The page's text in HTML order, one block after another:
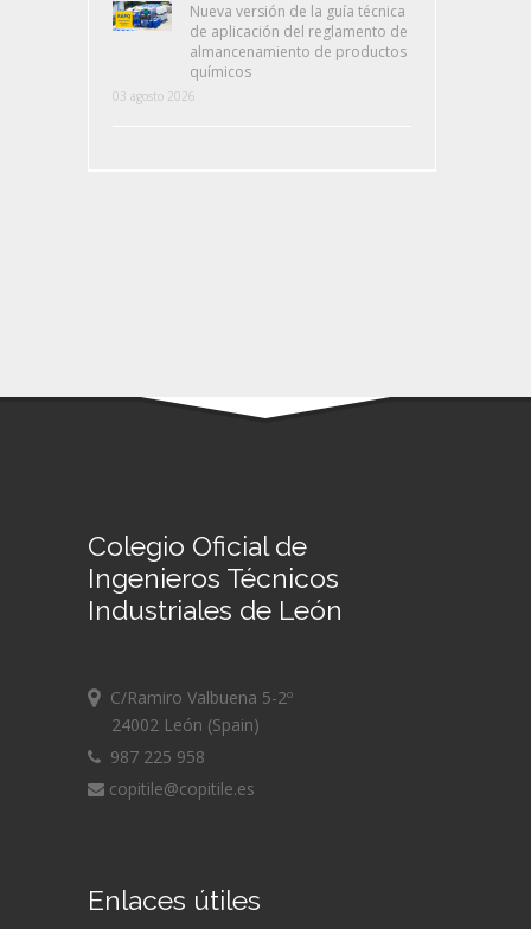
Nueva versión de la guía técnica
de aplicación del reglamento de
almancenamiento de productos
químicos
03 agosto 2026
Colegio Oficial de
Ingenieros Técnicos
Industriales de León
C/Ramiro Valbuena 5-2º
24002 León (Spain)
987 225 958
copitile@copitile.es
Enlaces útiles